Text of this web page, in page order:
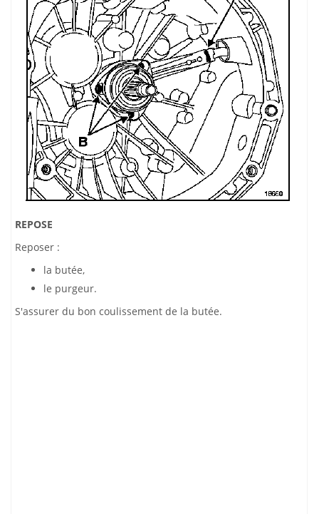
REPOSE
Reposer :
la butée,
le purgeur.
S'assurer du bon coulissement de la butée.